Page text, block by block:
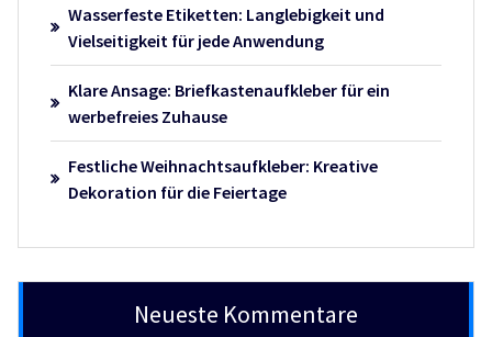
Wasserfeste Etiketten: Langlebigkeit und
Vielseitigkeit für jede Anwendung
Klare Ansage: Briefkastenaufkleber für ein
werbefreies Zuhause
Festliche Weihnachtsaufkleber: Kreative
Dekoration für die Feiertage
Neueste Kommentare